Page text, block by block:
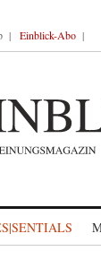
Einblick-Abo